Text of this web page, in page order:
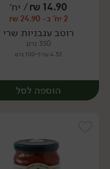
יח׳
14.90
₪/ יח׳
2 יח' ב- 24.90 ₪
רוטב עגבניות שרי
330 גרם
4.52 ₪ ל-100 גרם
הוספה לסל